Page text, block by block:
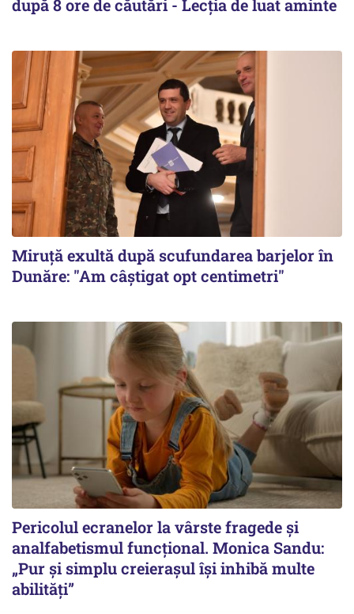
după 8 ore de căutări - Lecția de luat aminte
Miruță exultă după scufundarea barjelor în
Dunăre: "Am câștigat opt centimetri"
Pericolul ecranelor la vârste fragede și
analfabetismul funcțional. Monica Sandu:
„Pur și simplu creierașul își inhibă multe
abilități”